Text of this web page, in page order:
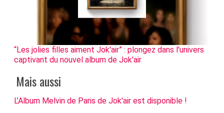
“Les jolies filles aiment Jok'air” : plongez dans l'univers
captivant du nouvel album de Jok'air
Mais aussi
L’Album Melvin de Paris de Jok'air est disponible !